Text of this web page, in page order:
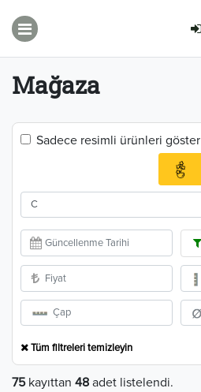
Mağaza
Sadece resimli ürünleri göster
Tüm filtreleri temizleyin
75kayıttan 48 adet listelendi.